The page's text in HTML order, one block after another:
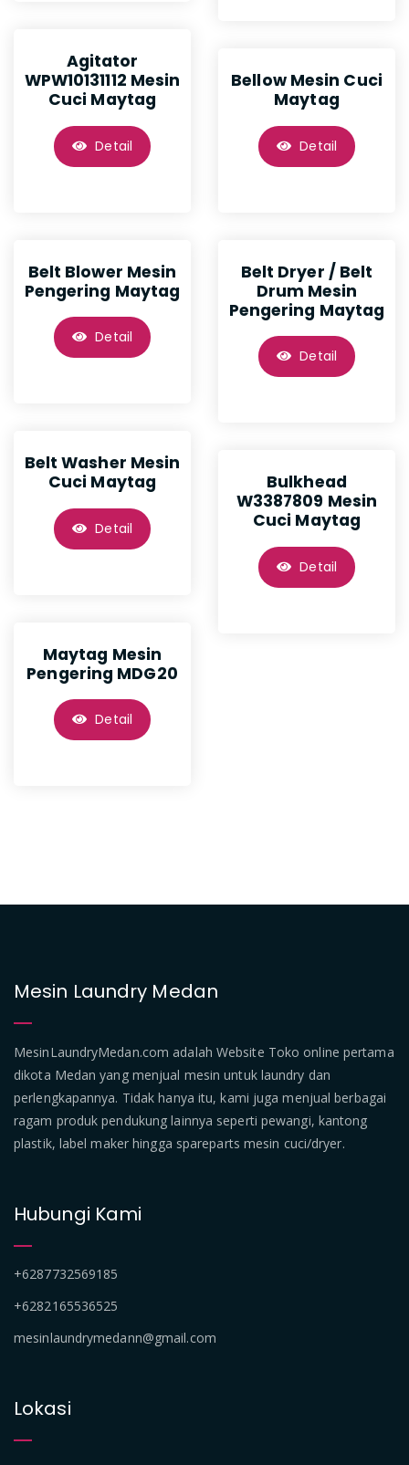
Agitator
WPW10131112 Mesin
Cuci Maytag
Detail
Bellow Mesin Cuci
Maytag
Detail
Belt Blower Mesin
Pengering Maytag
Detail
Belt Dryer / Belt
Drum Mesin
Pengering Maytag
Detail
Belt Washer Mesin
Cuci Maytag
Detail
Bulkhead
W3387809 Mesin
Cuci Maytag
Detail
Maytag Mesin
Pengering MDG20
Detail
Mesin Laundry Medan
MesinLaundryMedan.com adalah Website Toko online pertama
dikota Medan yang menjual mesin untuk laundry dan
perlengkapannya. Tidak hanya itu, kami juga menjual berbagai
ragam produk pendukung lainnya seperti pewangi, kantong
plastik, label maker hingga spareparts mesin cuci/dryer.
Hubungi Kami
+6287732569185
+6282165536525
mesinlaundrymedann@gmail.com
Lokasi